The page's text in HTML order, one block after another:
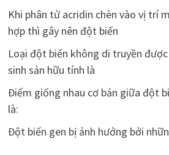
Khi phân tử acridin chèn vào vị trí
hợp thì gây nên đột biến
Loại đột biến không di truyền
sinh sản hữu tính là
Điểm giống nhau cơ bản giữa đột
là:
Đột biến gen bị ảnh hưởng bởi